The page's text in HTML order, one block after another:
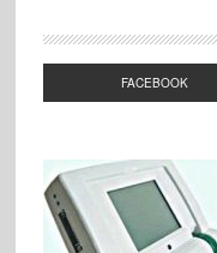
FACEBOOK